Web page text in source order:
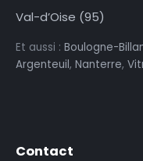
Val-d’Oise (95)
Et aussi : Boulogne-
Argenteuil, Nanterre,
Contact